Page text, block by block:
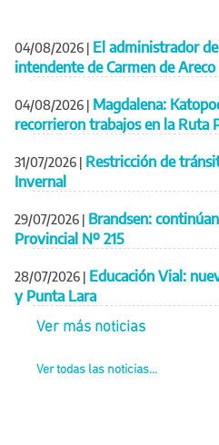
04/08/2026 | El administrador
intendente de Carmen de Areco
04/08/2026 | Magdalena:
recorrieron trabajos en la Ruta
31/07/2026 | Restricción de
Invernal
29/07/2026 | Brandsen:
Provincial Nº 215
28/07/2026 | Educación Vial:
y Punta Lara
Ver más noticias
Ver todas las noticias...